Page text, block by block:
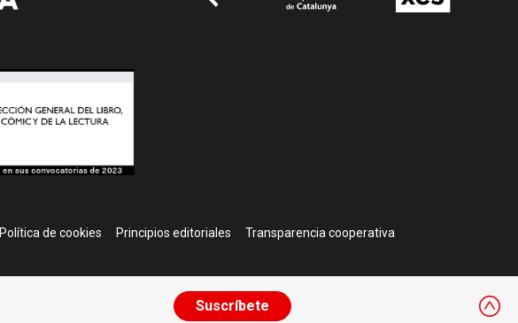
Suscríbete
Política de cookies Principios editoriales Transparencia cooperativa